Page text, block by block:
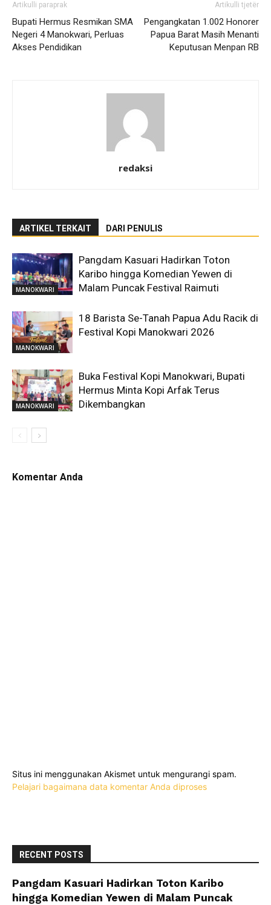
Artikulli paraprak
Bupati Hermus Resmikan SMA
Negeri 4 Manokwari, Perluas
Akses Pendidikan
Artikulli tjetër
Pengangkatan 1.002 Honorer
Papua Barat Masih Menanti
Keputusan Menpan RB
redaksi
ARTIKEL TERKAIT DARI PENULIS
MANOKWARI
Pangdam Kasuari Hadirkan Toton
Karibo hingga Komedian Yewen di
Malam Puncak Festival Raimuti
MANOKWARI
18 Barista Se-Tanah Papua Adu Racik di
Festival Kopi Manokwari 2026
MANOKWARI
Buka Festival Kopi Manokwari, Bupati
Hermus Minta Kopi Arfak Terus
Dikembangkan
Komentar Anda
Situs ini menggunakan Akismet untuk mengurangi spam.
Pelajari bagaimana data komentar Anda diproses
RECENT POSTS
Pangdam Kasuari Hadirkan Toton Karibo
hingga Komedian Yewen di Malam Puncak